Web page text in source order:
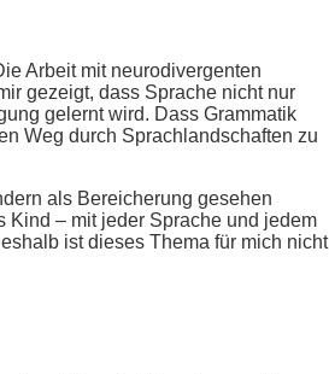
Arbeit mit neurodivergenten
gezeigt, dass Sprache nicht nur
gelernt wird. Dass Grammatik
Weg durch Sprachlandschaften zu
als Bereicherung gesehen
Kind – mit jeder Sprache und jedem
ist dieses Thema für mich nicht